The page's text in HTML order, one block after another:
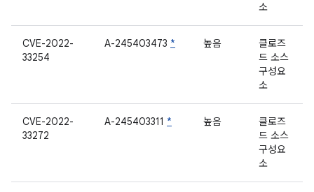
소
CVE-2022-
33254
A-245403473 * 높음
클로즈
드 소스
구성요
소
CVE-2022-
33272
A-245403311 * 높음
클로즈
드 소스
구성요
소